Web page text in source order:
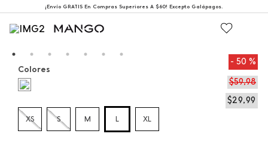
¡Envío GRATIS En Compras Superiores A $60! Excepto Galápagos.
50 %
$59,98
$29,99
Colores
XS S M L XL